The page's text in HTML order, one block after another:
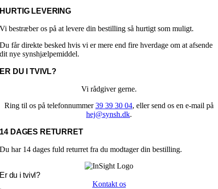
HURTIG LEVERING
Vi bestræber os på at levere din bestilling så hurtigt som muligt.
Du får direkte besked hvis vi er mere end fire hverdage om at afsende
dit nye synshjælpemiddel.
ER DU I TVIVL?
Vi rådgiver gerne.
Ring til os på telefonnummer39 39 30 04, eller send os en e-mail på
hej@synsh.dk.
14 DAGES RETURRET
Du har 14 dages fuld returret fra du modtager din bestilling.
Er du i tvivl?
Kontakt os